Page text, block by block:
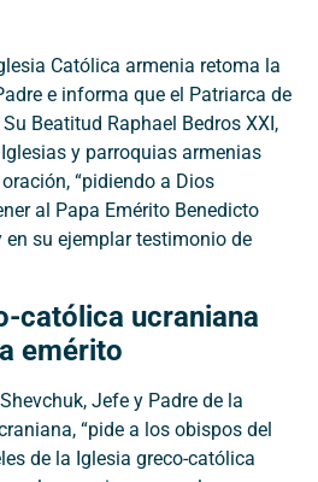
Católica armenia retoma la
e informa que el Patriarca de
Beatitud Raphael Bedros XXI,
y parroquias armenias
“pidiendo a Dios
al Papa Emérito Benedicto
en su ejemplar testimonio de
católica ucraniana
emérito
Jefe y Padre de la
“pide a los obispos del
de la Iglesia greco-católica